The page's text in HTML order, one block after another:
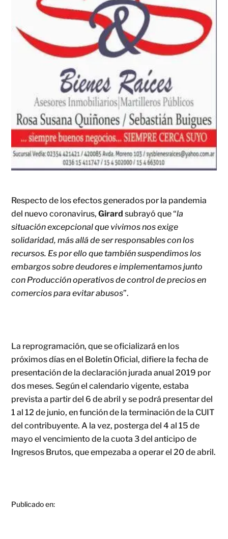
Respecto de los efectos generados por la pandemia
del nuevo coronavirus,Girard subrayó que “la
situación excepcional que vivimos nos exige
solidaridad, más allá de ser responsables con los
recursos. Es por ello que también suspendimos los
embargos sobre deudores e implementamos junto
con Producción operativos de control de precios en
comercios para evitar abusos”.
La reprogramación, que se oficializará en los
próximos días en el Boletín Oficial, difiere la fecha de
presentación de la declaración jurada anual 2019 por
dos meses. Según el calendario vigente, estaba
prevista a partir del 6 de abril y se podrá presentar del
1 al 12 de junio, en función de la terminación de la CUIT
del contribuyente. A la vez, posterga del 4 al 15 de
mayo el vencimiento de la cuota 3 del anticipo de
Ingresos Brutos, que empezaba a operar el 20 de abril.
Publicado en: